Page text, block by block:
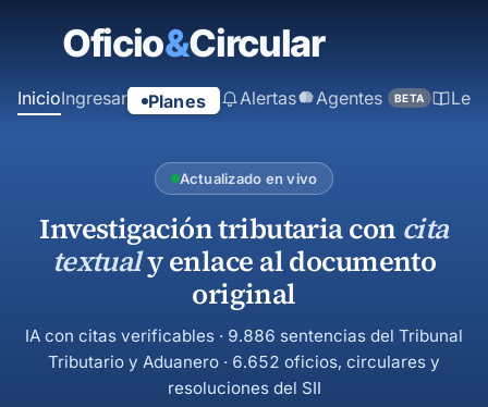
principal
InicioIngresar Planes Alertas Agentes BETA
Actualizado en vivo
Investigación tributaria con cita
textualy enlace al documento
original
IA con citas verificables · 9.886 sentencias del Tribunal
Tributario y Aduanero · 6.652 oficios, circulares y
resoluciones del SII